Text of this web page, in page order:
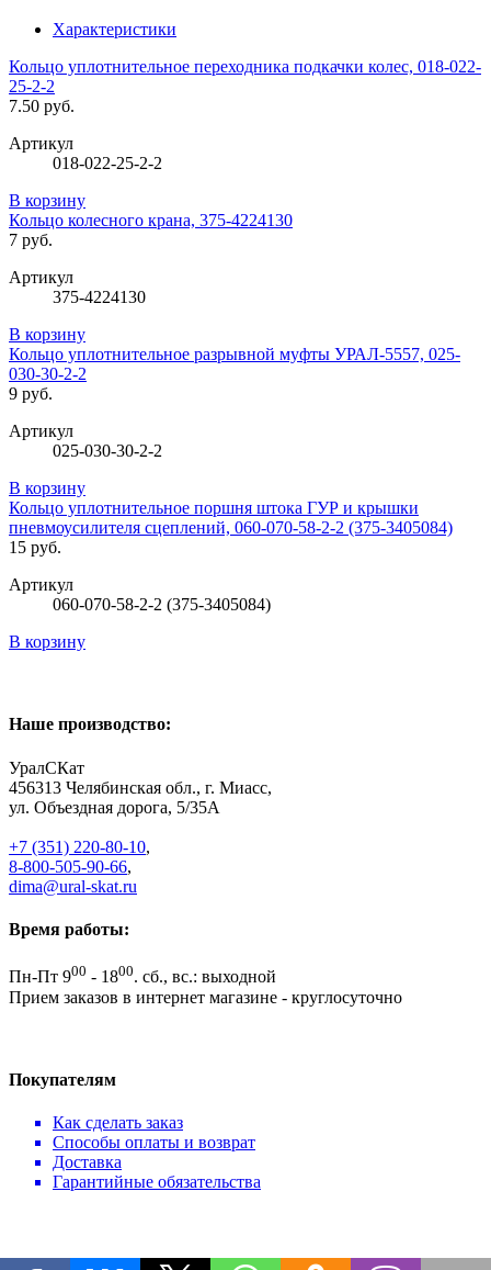
Характеристики
Кольцо уплотнительное переходника подкачки колес, 018-022-
25-2-2
7.50 руб.
Артикул
018-022-25-2-2
В корзину
Кольцо колесного крана, 375-4224130
7 руб.
Артикул
375-4224130
В корзину
Кольцо уплотнительное разрывной муфты УРАЛ-5557, 025-
030-30-2-2
9 руб.
Артикул
025-030-30-2-2
В корзину
Кольцо уплотнительное поршня штока ГУР и крышки
пневмоусилителя сцеплений, 060-070-58-2-2 (375-3405084)
15 руб.
Артикул
060-070-58-2-2 (375-3405084)
В корзину
Наше производство:
УралСКат
456313 Челябинская обл., г. Миасс,
ул. Объездная дорога, 5/35А
+7 (351) 220-80-10,
8-800-505-90-66,
dima@ural-skat.ru
Время работы:
Пн-Пт 900 - 1800. сб., вс.: выходной
Прием заказов в интернет магазине - круглосуточно
Покупателям
Как сделать заказ
Способы оплаты и возврат
Доставка
Гарантийные обязательства